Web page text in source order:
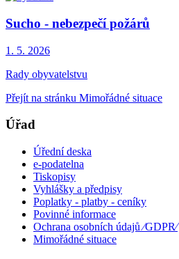
Sucho - nebezpečí požárů
1. 5. 2026
Rady obyvatelstvu
Přejít na stránku Mimořádné situace
Úřad
Úřední deska
e-podatelna
Tiskopisy
Vyhlášky a předpisy
Poplatky - platby - ceníky
Povinné informace
Ochrana osobních údajů ⁄GDPR⁄
Mimořádné situace